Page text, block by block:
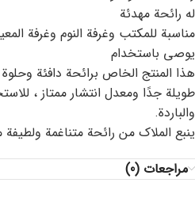
له رائحة مهدئة
مناسبة للمكتب وغرفة النوم وغرفة
يوصى باستخدام
هذا المنتج الخاص برائحة دافئة
طويلة جدًا ومعدل انتشار ممتاز ،
والباردة.
ينبع الملاك من رائحة متناغمة ولطيفة
مراجعات (0)